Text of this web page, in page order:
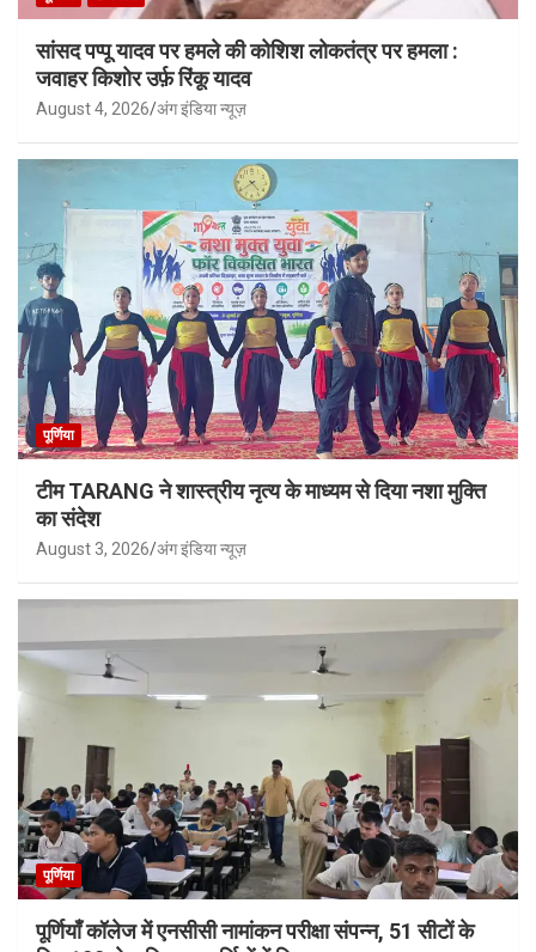
सांसद पप्पू यादव पर हमले की कोशिश लोकतंत्र पर हमला :
जवाहर किशोर उर्फ़ रिंकू यादव
August 4, 2026 अंग इंडिया न्यूज़
पूर्णिया
टीम TARANG ने शास्त्रीय नृत्य के माध्यम से दिया नशा मुक्ति
का संदेश
August 3, 2026 अंग इंडिया न्यूज़
पूर्णिया
पूर्णियाँ कॉलेज में एनसीसी नामांकन परीक्षा संपन्न, 51 सीटों के